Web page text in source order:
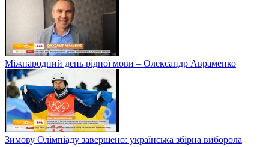
Міжнародний день рідної мови – Олександр Авраменко
Зимову Олімпіаду завершено: українська збірна виборола